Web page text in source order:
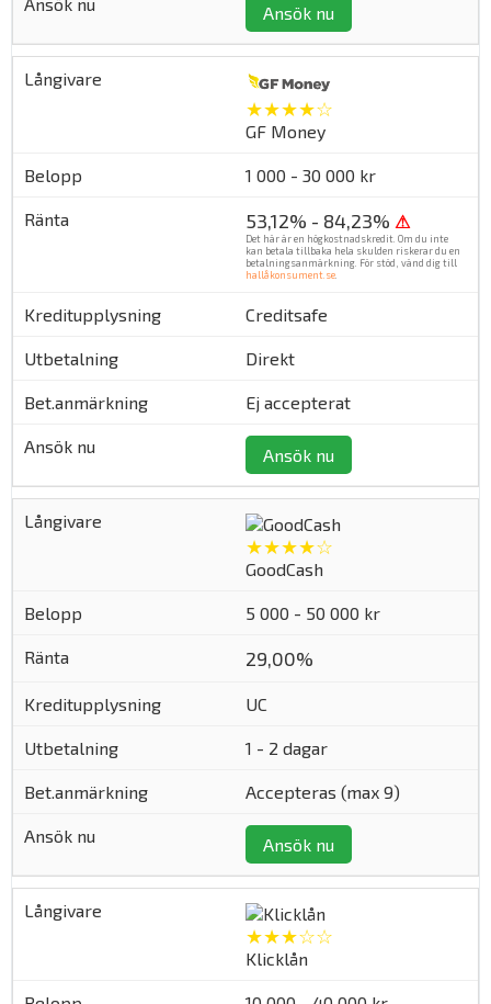
Ansök nu
★★★★☆
GF Money
1 000 - 30 000 kr
53,12% - 84,23% ⚠
Det här är en högkostnadskredit. Om du inte
kan betala tillbaka hela skulden riskerar du en
betalningsanmärkning. För stöd, vänd dig till
hallåkonsument.se.
Creditsafe
Direkt
Ej accepterat
Ansök nu
★★★★☆
GoodCash
5 000 - 50 000 kr
29,00%
UC
1 - 2 dagar
Accepteras (max 9)
Ansök nu
★★★☆☆
Klicklån